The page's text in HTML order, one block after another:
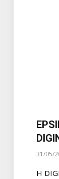
31/05/
Η